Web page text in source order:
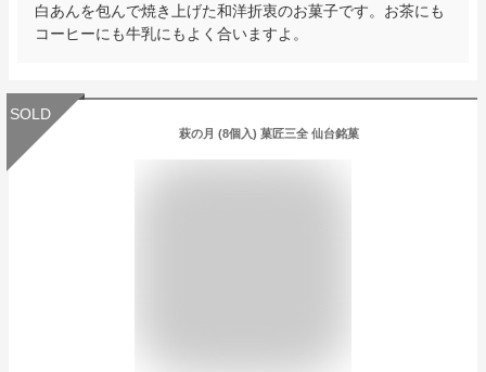
白あんを包んで焼き上げた和洋折衷のお菓子です。お茶にも
コーヒーにも牛乳にもよく合いますよ。
SOLD
萩の月 (8個入) 菓匠三全 仙台銘菓